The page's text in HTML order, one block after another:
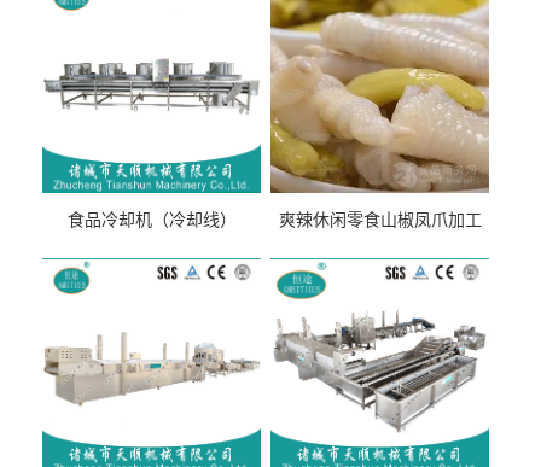
食品冷却机（冷却线）
爽辣休闲零食山椒凤爪加工
流水线）